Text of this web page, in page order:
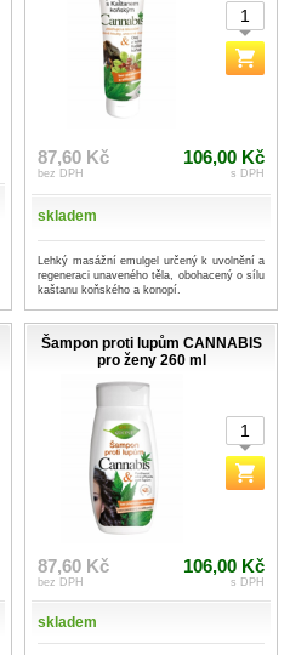
87,60 Kč
bez DPH
106,00 Kč
s DPH
skladem
Lehký masážní emulgel určený k uvolnění a
regeneraci unaveného těla, obohacený o sílu
kaštanu koňského a konopí.
Šampon proti lupům CANNABIS
pro ženy 260 ml
87,60 Kč
bez DPH
106,00 Kč
s DPH
skladem